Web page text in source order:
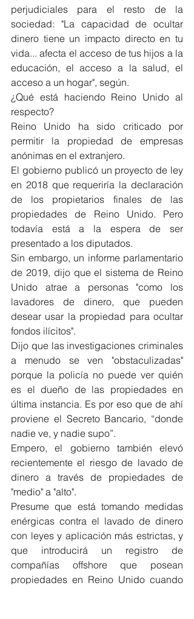
perjudiciales para el resto de la
sociedad: "La capacidad de ocultar
dinero tiene un impacto directo en tu
vida... afecta el acceso de tus hijos a la
educación, el acceso a la salud, el
acceso a un hogar", según.
¿Qué está haciendo Reino Unido al
respecto?
Reino Unido ha sido criticado por
permitir la propiedad de empresas
anónimas en el extranjero.
El gobierno publicó un proyecto de ley
en 2018 que requeriría la declaración
de los propietarios finales de las
propiedades de Reino Unido. Pero
todavía está a la espera de ser
presentado a los diputados.
Sin embargo, un informe parlamentario
de 2019, dijo que el sistema de Reino
Unido atrae a personas "como los
lavadores de dinero, que pueden
desear usar la propiedad para ocultar
fondos ilícitos".
Dijo que las investigaciones criminales
a menudo se ven "obstaculizadas"
porque la policía no puede ver quién
es el dueño de las propiedades en
última instancia. Es por eso que de ahí
proviene el Secreto Bancario, “donde
nadie ve, y nadie supo”.
Empero, el gobierno también elevó
recientemente el riesgo de lavado de
dinero a través de propiedades de
"medio" a "alto".
Presume que está tomando medidas
enérgicas contra el lavado de dinero
con leyes y aplicación más estrictas, y
que introducirá un registro de
compañías offshore que posean
propiedades en Reino Unido cuando